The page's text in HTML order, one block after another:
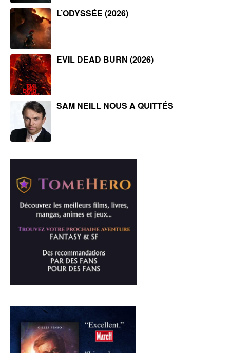
L’ODYSSÉE (2026)
EVIL DEAD BURN (2026)
SAM NEILL NOUS A QUITTÉS